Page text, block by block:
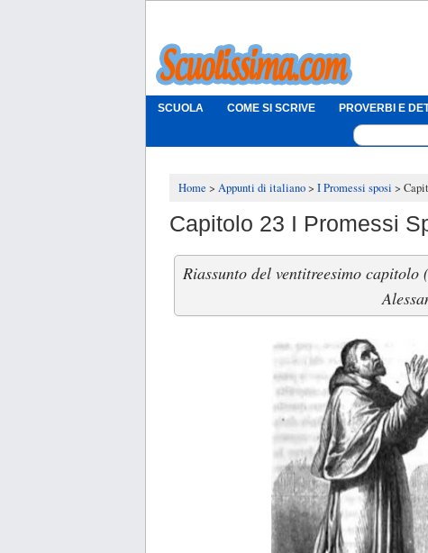
SCUOLA COME SI SCRIVE PROVERBI E
Home Appunti di italiano I Promessi sposi
Capitolo 23 I Promessi
Riassunto del ventitreesimo